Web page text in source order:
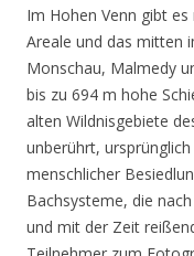
Im Hohen Venn gibt
Areale und das mitten
Monschau, Malmedy
bis zu 694 m hohe
alten Wildnisgebiete
unberührt,
menschlicher
Bachsysteme, die
und mit der Zeit